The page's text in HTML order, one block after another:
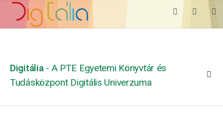
Digitália - A PTE Egyetemi Könyvtár és
Tudásközpont Digitális Univerzuma